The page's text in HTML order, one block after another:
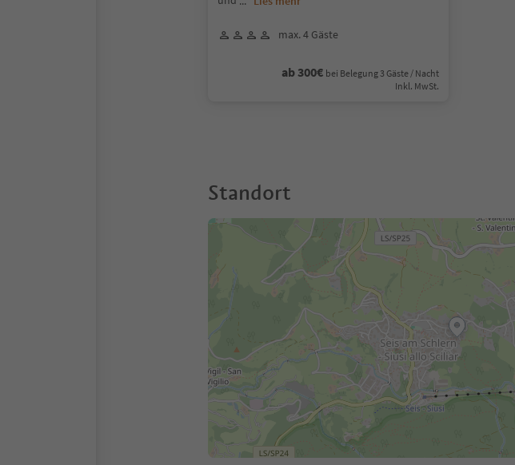
max. 4 Gäste
ab 300€ bei Belegung 3 Gäste / Nacht
Inkl. MwSt.
Standort